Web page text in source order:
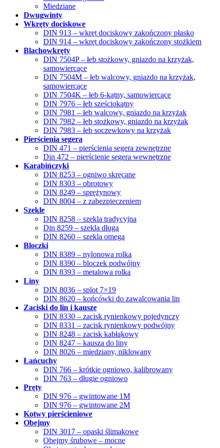
Miedziane
Dwugwinty
Wkręty dociskowe
DIN 913 – wkręt dociskowy zakończony płasko
DIN 914 – wkręt dociskowy zakończony stożkiem
Blachowkręty
DIN 7504P – łeb stożkowy, gniazdo na krzyżak,
samowiercące
DIN 7504M – łeb walcowy, gniazdo na krzyżak,
samowiercące
DIN 7504K – łeb 6-kątny, samowiercące
DIN 7976 – łeb sześciokątny
DIN 7981 – łeb walcowy, gniazdo na krzyżak
DIN 7982 – łeb stożkowy, gniazdo na krzyżak
DIN 7983 – łeb soczewkowy na krzyżak
Pierścienia segera
DIN 471 – pierścienia segera zewnętrzne
Din 472 – pierścienie segera wewnętrzne
Karabińczyki
DIN 8253 – ogniwo skręcane
DIN 8303 – obrotowy
DIN 8249 – sprężynowy
DIN 8004 – z zabezpieczeniem
Szekle
DIN 8258 – szekla tradycyjna
Din 8259 – szekla długa
DIN 8260 – szekla omega
Bloczki
DIN 8389 – nylonowa rolka
DIN 8390 – bloczek podwójny
DIN 8393 – metalowa rolka
Liny
DIN 8036 – splot 7×19
DIN 8620 – końcówki do zawalcowania lin
Zaciski do lin i kausze
DIN 8330 – zacisk rynienkowy pojedynczy
DIN 8331 – zacisk rynienkowy podwójny
DIN 8248 – zacisk kabłąkowy
DIN 8247 – kausza do liny
DIN 8026 – miedziany, niklowany
Łańcuchy
DIN 766 – krótkie ogniowo, kalibrowany
DIN 763 – długie ogniowo
Pręty
DIN 976 – gwintowane 1M
DIN 976 – gwintowane 2M
Kotwy pierścieniowe
Obejmy
DIN 3017 – opaski ślimakowe
Obejmy śrubowe – mocne